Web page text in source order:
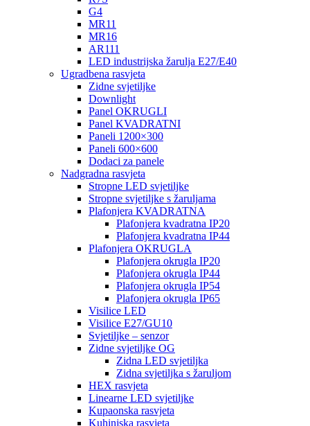
G4
MR11
MR16
AR111
LED industrijska žarulja E27/E40
Ugradbena rasvjeta
Zidne svjetiljke
Downlight
Panel OKRUGLI
Panel KVADRATNI
Paneli 1200×300
Paneli 600×600
Dodaci za panele
Nadgradna rasvjeta
Stropne LED svjetiljke
Stropne svjetiljke s žaruljama
Plafonjera KVADRATNA
Plafonjera kvadratna IP20
Plafonjera kvadratna IP44
Plafonjera OKRUGLA
Plafonjera okrugla IP20
Plafonjera okrugla IP44
Plafonjera okrugla IP54
Plafonjera okrugla IP65
Visilice LED
Visilice E27/GU10
Svjetiljke – senzor
Zidne svjetiljke OG
Zidna LED svjetiljka
Zidna svjetiljka s žaruljom
HEX rasvjeta
Linearne LED svjetiljke
Kupaonska rasvjeta
Kuhinjska rasvjeta